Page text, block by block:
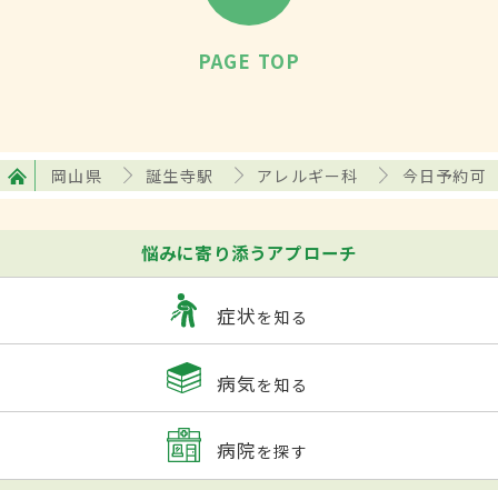
PAGE TOP
岡山県 誕生寺駅 アレルギー科 今日予約可
悩みに寄り添うアプローチ
症状を知る
病気を知る
病院を探す